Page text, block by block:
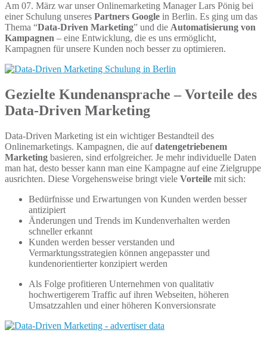
Am 07. März warunser Onlinemarketing Manager Lars Pönig bei
einer Schulung unseres Partners Google in Berlin. Es ging um das
Thema “Data-Driven Marketing” und die Automatisierung von
Kampagnen – eine Entwicklung, die es uns ermöglicht,
Kampagnen für unsere Kunden noch besserzu optimieren.
Gezielte Kundenansprache – Vorteile des
Data-Driven Marketing
Data-Driven Marketing ist ein wichtiger Bestandteil des
Onlinemarketings. Kampagnen, die aufdatengetriebenem
Marketing basieren, sind erfolgreicher. Je mehr individuelle Daten
man hat, desto besser kann man eine Kampagne auf eine Zielgruppe
ausrichten. Diese Vorgehensweise bringt viele Vorteile mit sich:
Bedürfnisse und Erwartungen von Kunden werden besser
antizipiert
Änderungen und Trends im Kundenverhalten werden
schneller erkannt
Kunden werden besser verstanden und
Vermarktungsstrategien können angepasster und
kundenorientierter konzipiert werden
Als Folge profitieren Unternehmen von qualitativ
hochwertigerem Traffic auf ihren Webseiten, höheren
Umsatzzahlen und einer höheren Konversionsrate